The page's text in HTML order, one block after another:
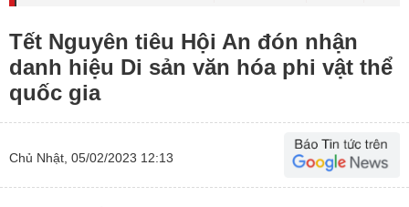
Tết Nguyên tiêu Hội An đón nhận
danh hiệu Di sản văn hóa phi vật thể
quốc gia
Chủ Nhật, 05/02/2023 12:13